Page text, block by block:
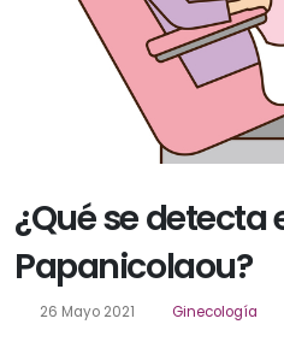
¿Qué se
Papanicolaou?
26 Mayo 2021 Ginecología